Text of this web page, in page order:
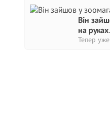
Він
на
Тепер уже